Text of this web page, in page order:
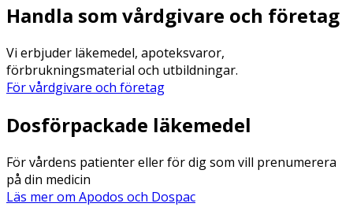
Handla som vårdgivare och företag
Vi erbjuder läkemedel, apoteksvaror,
förbrukningsmaterial och utbildningar.
För vårdgivare och företag
Dosförpackade läkemedel
För vårdens patienter eller för dig som vill prenumerera
på din medicin
Läs mer om Apodos och Dospac